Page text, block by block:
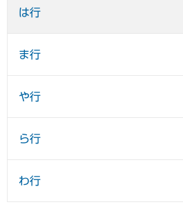
は行
ま行
や行
ら行
わ行